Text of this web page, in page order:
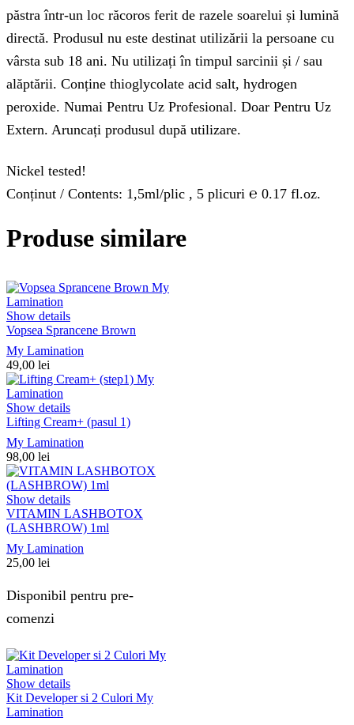
păstra într-un loc răcoros ferit de razele soarelui și lumină
directă. Produsul nu este destinat utilizării la persoane cu
vârsta sub 18 ani. Nu utilizați în timpul sarcinii și / sau
alăptării. Conține thioglycolate acid salt, hydrogen
peroxide. Numai Pentru Uz Profesional. Doar Pentru Uz
Extern. Aruncați produsul după utilizare.
Nickel tested!
Conținut / Contents: 1,5ml/plic , 5 plicuri ℮ 0.17 fl.oz.
Produse similare
Show details
Vopsea Sprancene Brown
My Lamination
49,00 lei
Show details
Lifting Cream+ (pasul 1)
My Lamination
98,00 lei
Show details
VITAMIN LASHBOTOX
(LASHBROW) 1ml
My Lamination
25,00 lei
Disponibil pentru pre-
comenzi
Show details
Kit Developer si 2 Culori My
Lamination